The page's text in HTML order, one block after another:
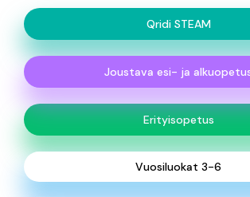
Erityisopetus
Qridi STEAM
Vuosiluokat 3-6
Joustava esi- ja